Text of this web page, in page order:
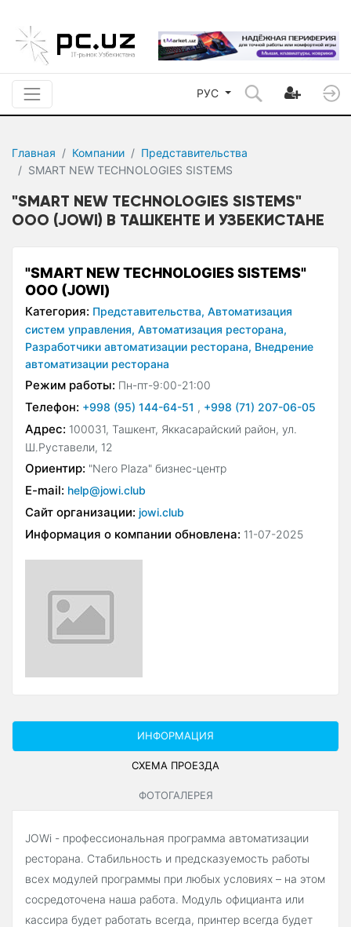
РУС
Главная Компании
Представительства
SMART NEW TECHNOLOGIES SISTEMS
"SMART NEW TECHNOLOGIES SISTEMS"
ООО (JOWI) В ТАШКЕНТЕ И УЗБЕКИСТАНЕ
"SMART NEW TECHNOLOGIES SISTEMS"
ООО (JOWI)
Категория: Представительства, Автоматизация
систем управления, Автоматизация ресторана,
Разработчики автоматизации ресторана, Внедрение
автоматизации ресторана
Режим работы: Пн-пт-9:00-21:00
Телефон: +998 (95) 144-64-51 , +998 (71) 207-06-05
Адрес: 100031, Ташкент, Яккасарайский район, ул.
Ш.Руставели, 12
Ориентир: "Nero Plaza" бизнес-центр
E-mail: help@jowi.club
Сайт организации: jowi.club
Информация о компании обновлена: 11-07-2025
ИНФОРМАЦИЯ
СХЕМА ПРОЕЗДА
ФОТОГАЛЕРЕЯ
JOWi - профессиональная программа автоматизации
ресторана. Стабильность и предсказуемость работы
всех модулей программы при любых условиях – на этом
сосредоточена наша работа. Модуль официанта или
кассира будет работать всегда, принтер всегда будет